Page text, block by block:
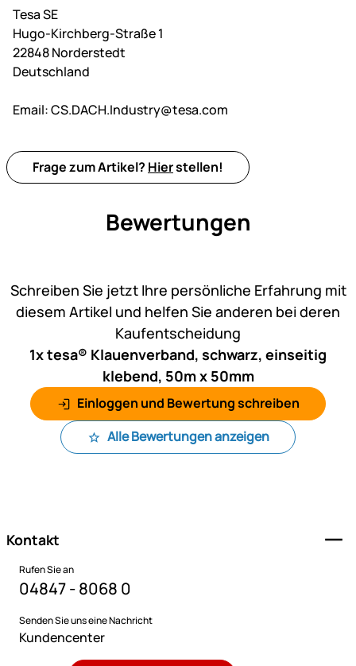
Tesa SE
Hugo-Kirchberg-Straße 1
22848 Norderstedt
Deutschland
Email:CS.DACH.Industry@tesa.com
Frage zum Artikel? Hierstellen!
Bewertungen
Schreiben Sie jetzt Ihre persönliche Erfahrung mit
diesem Artikel und helfen Sie anderen bei deren
Kaufentscheidung
1x tesa® Klauenverband, schwarz, einseitig
klebend, 50m x 50mm
Einloggen und Bewertung schreiben
Alle Bewertungen anzeigen
Kontakt
Rufen Sie an
04847 - 8068 0
Senden Sie uns eine Nachricht
Kundencenter